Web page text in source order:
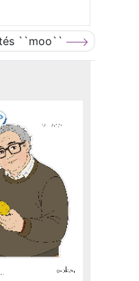
``moo``